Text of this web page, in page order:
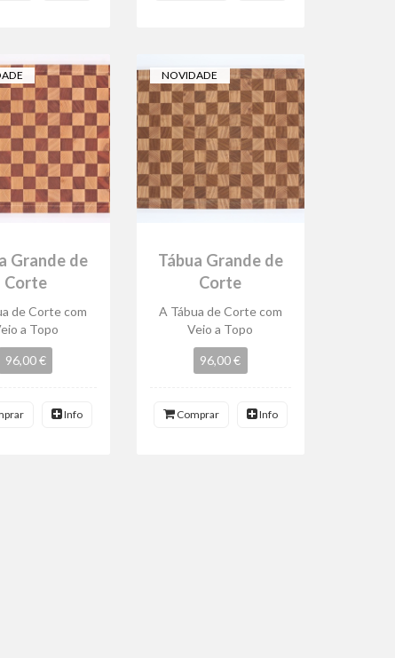
Grande de
Corte
de Corte com
a Topo
96,00 €
Info
NOVIDADE
Tábua Grande de
Corte
A Tábua de Corte com
Veio a Topo
96,00 €
Comprar Info